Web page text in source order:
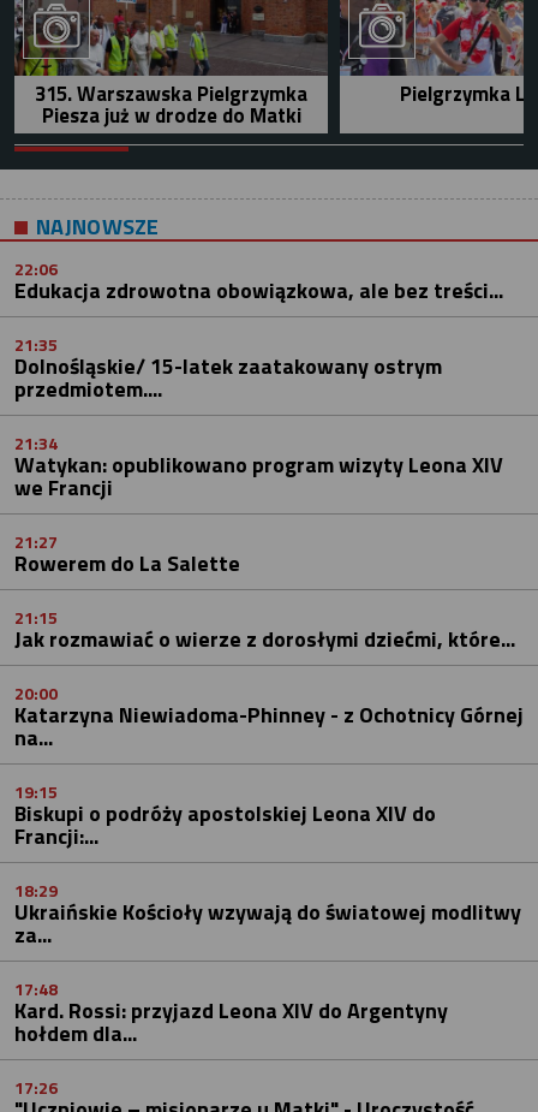
315. Warszawska Pielgrzymka
Piesza już w drodze do Matki
Pielgrzymka
NAJNOWSZE
22:06
Edukacja zdrowotna obowiązkowa, ale bez treści...
21:35
Dolnośląskie/ 15-latek zaatakowany ostrym
przedmiotem....
21:34
Watykan: opublikowano program wizyty Leona XIV
we Francji
21:27
Rowerem do La Salette
21:15
Jak rozmawiać o wierze z dorosłymi dziećmi, które...
20:00
Katarzyna Niewiadoma-Phinney - z Ochotnicy Górnej
na...
19:15
Biskupi o podróży apostolskiej Leona XIV do
Francji:...
18:29
Ukraińskie Kościoły wzywają do światowej modlitwy
za...
17:48
Kard. Rossi: przyjazd Leona XIV do Argentyny
hołdem dla...
17:26